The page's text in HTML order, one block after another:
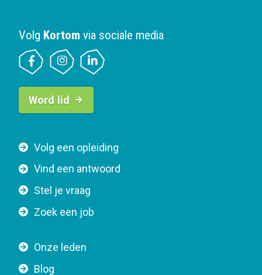
F
o
t
e
a
v
Volg een opleiding
Vind een antwoord
Stel je vraag
Zoek een job
Onze leden
Blog
Volg Kortom via sociale media
B
t
o
n
a
v
g
Word lid